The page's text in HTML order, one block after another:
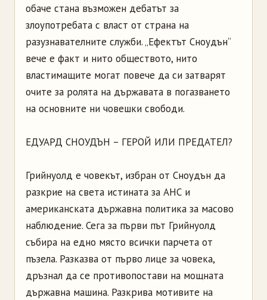
обаче стана възможен дебатът за
злоупотребата с власт от страна на
разузнавателните служби. „Ефектът Сноудън“
вече е факт и нито обществото, нито
властимащите могат повече да си затварят
очите за ролята на държавата в погазването
на основните ни човешки свободи.
ЕДУАРД СНОУДЪН – ГЕРОЙ ИЛИ ПРЕДАТЕЛ?
Грийнуолд е човекът, избран от Сноудън да
разкрие на света истината за АНС и
американската държавна политика за масово
наблюдение. Сега за първи път Грийнуолд
събира на едно място всички парчета от
пъзела. Разказва от първо лице за човека,
дръзнал да се противопостави на мощната
държавна машина. Разкрива мотивите на